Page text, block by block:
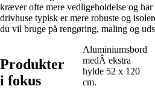
kræver ofte mere vedligeholdelse og
drivhuse typisk er mere robuste og
du vil bruge på rengøring, maling og
Produkter
i fokus
Aluminiumsbord
medÂ ekstra
hylde 52 x 120
cm.